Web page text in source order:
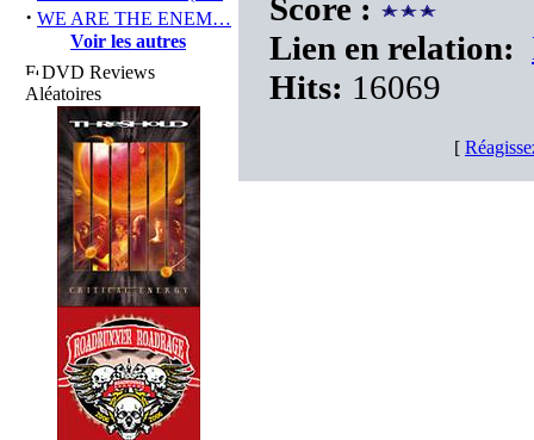
· WE ARE THE ENEM…
Voir les autres
DVD Reviews
Aléatoires
Score :
Lien en relation:
Hits: 16069
[